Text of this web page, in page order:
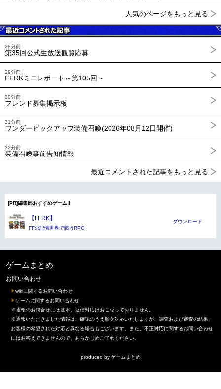
人気のページをもっと見る
28分前
第35回公式生放送観覧応募
29分前
FFRKミニレポート～第105回～
30分前
フレンド募集掲示板
31分前
ワンダーピックアップ装備召喚(2026年08月12日開催)
32分前
装備召喚事前告知情報
最近コメントされた記事をもっと見る
[PR]編集部おすすめゲーム!!
【FFRK】
FFの記憶世界で戦うRPG
ダウンロード
ゲームまとめ
お問い合わせ
wikiに関するお問い合わせ
ゲームに関するお問い合わせ
※通報のお問合せには基本、返信対応はおこなっておりません。
※通報いただきました情報は、確認のうえ順次対応いたしますが、調査および審査の結果、
お客様の希望された対応と異なる場合もございます。また、不正対応に関するお問い合わせ
にはお答えできませんので、あらかじめご了承ください。
produced by ゲームまとめ